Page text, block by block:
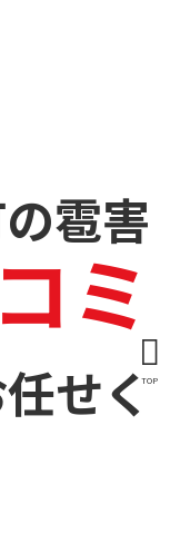
雹害
ミ
せくTOP